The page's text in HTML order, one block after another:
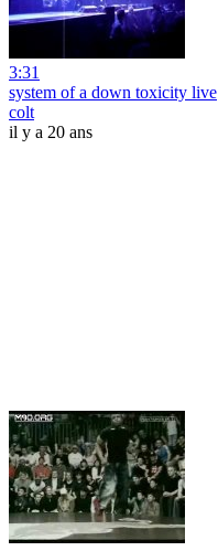
3:31
system of a down toxicity live
colt
il y a 20 ans